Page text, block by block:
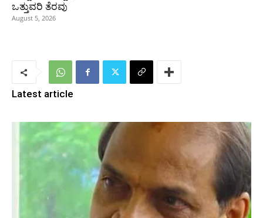
ಒತ್ತುವರಿ ತೆರವು
August 5, 2026
Latest article